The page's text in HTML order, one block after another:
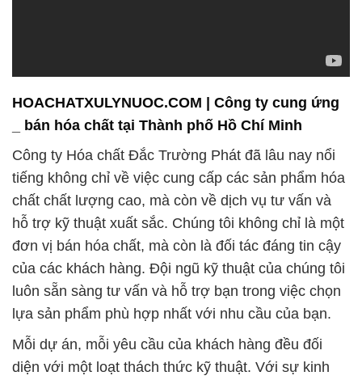
HOACHATXULYNUOC.COM | Công ty cung ứng
_ bán hóa chất tại Thành phố Hồ Chí Minh
Công ty Hóa chất Đắc Trường Phát đã lâu nay nổi
tiếng không chỉ về việc cung cấp các sản phẩm hóa
chất chất lượng cao, mà còn về dịch vụ tư vấn và
hỗ trợ kỹ thuật xuất sắc. Chúng tôi không chỉ là một
đơn vị bán hóa chất, mà còn là đối tác đáng tin cậy
của các khách hàng. Đội ngũ kỹ thuật của chúng tôi
luôn sẵn sàng tư vấn và hỗ trợ bạn trong việc chọn
lựa sản phẩm phù hợp nhất với nhu cầu của bạn.
Mỗi dự án, mỗi yêu cầu của khách hàng đều đối
diện với một loạt thách thức kỹ thuật. Với sự kinh